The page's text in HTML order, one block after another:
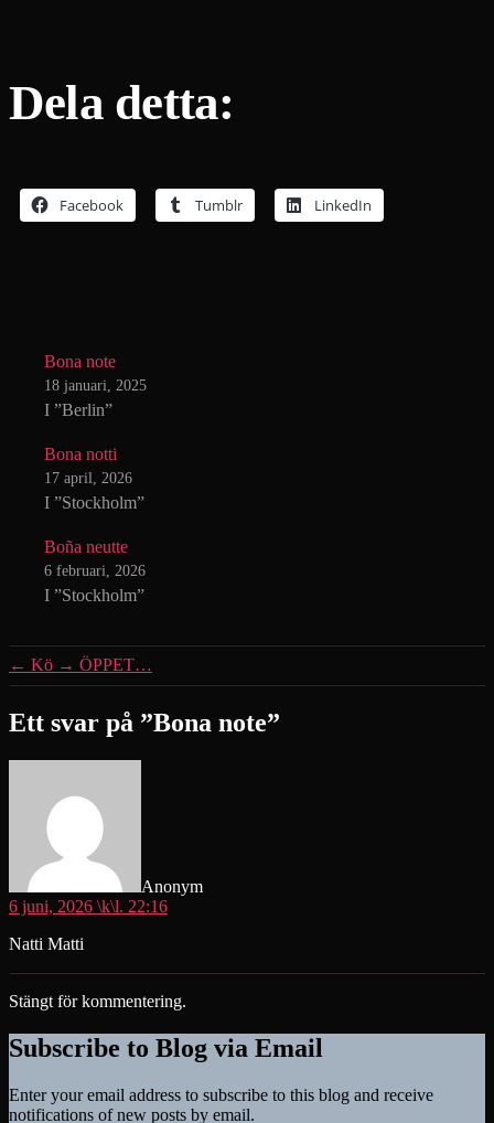
Dela detta:
Facebook Tumblr LinkedIn
Bona note
18 januari, 2025
I ”Berlin”
Bona notti
17 april, 2026
I ”Stockholm”
Boña neutte
6 februari, 2026
I ”Stockholm”
← Kö → ÖPPET…
Ett svar på ”Bona note”
Anonym
6 juni, 2026 \k\l. 22:16
Natti Matti
Stängt för kommentering.
Subscribe to Blog via Email
Enter your email address to subscribe to this blog and receive
notifications of new posts by email.